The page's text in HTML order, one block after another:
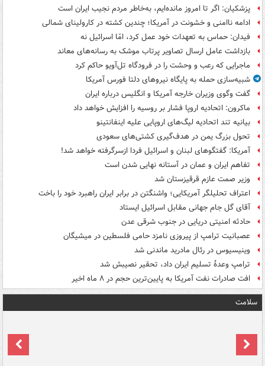
پزشکیان: اگر تا امروز مانده‌ایم، به‌خاطر مردم نجیب ایران است
ادامه ناامنی و خشونت در آمریکا؛ چندین کشته در کارولینای شمالی
فیدان: حماس به تعهدات خود عمل کرد، امّا اسرائیل نه
بازداشت عامل ارسال تصاویر پرتاب موشک به رسانه‌های معاند
ماجرایی که رعب و وحشت را در فرودگاه تل‌آویو حاکم کرد
شبیه‌سازی حمله به پایگاه نیروهای دلتا فورس آمریکا
گفت وگوی وزیران خارجه آمریکا و انگلیس درباره ایران
ماکرون: اتحادیه اروپا فشار بر روسیه را افزایش خواهد داد
بیانیه تند اتحادیه لیگ‌های اروپایی علیه اینفانتینو
تحول بزرگ یمن در هدف‌گیری کشتی‌های سعودی
آمریکا: گفتگوهای لبنان و اسرائیل فردا ازسرگرفته خواهد شد!
تفاهم ایران و عمان در آستانه نهایی شدن است
وزیر صمت عازم قرقیزستان شد
اعتراف تحلیلگر آمریکایی؛ واشنگتن در برابر ایران راهبرد خود را باخت
آقای گل جام جهانی مقابل اسرائیل ایستاد
حادثه امنیتی دریایی در جنوب شرقی عدن
عصبانیت ترامپ از پیروزی نامزد حامی فلسطین در میشیگان
وینیسیوس در رئال مادرید ماندنی شد
ترامپ وعدۀ تسلیم ایران داد، تحقیر نصیبش شد
افت صادرات نفت آمریکا به پایین‌ترین حجم در ۸ ماه اخیر
سلامت